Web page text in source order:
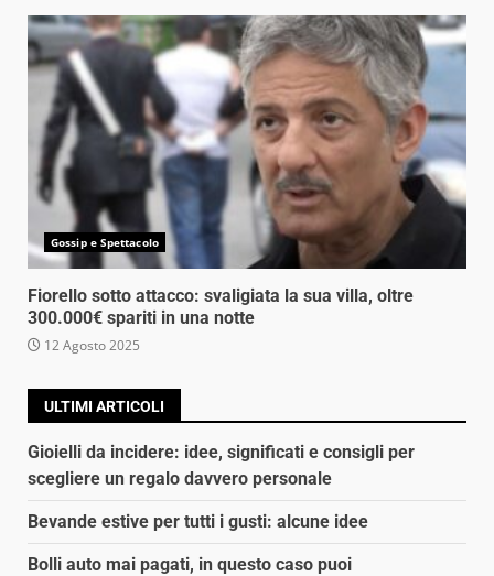
Gossip e Spettacolo
Fiorello sotto attacco: svaligiata la sua villa, oltre
300.000€ spariti in una notte
12 Agosto 2025
ULTIMI ARTICOLI
Gioielli da incidere: idee, significati e consigli per
scegliere un regalo davvero personale
Bevande estive per tutti i gusti: alcune idee
Bolli auto mai pagati, in questo caso puoi